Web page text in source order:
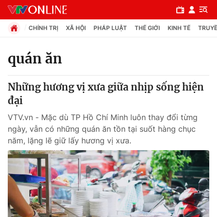
Chuyên mục
Chính trị
Xã hội
Pháp luật
Y tế
Thế giới
CHÍNH TRỊ XÃ HỘI PHÁP LUẬT THẾ GIỚI KINH TẾ
quán ăn
Những hương vị xưa giữa nhịp sống hiện
đại
VTV.vn - Mặc dù TP Hồ Chí Minh luôn thay đổi từng
ngày, vẫn có những quán ăn tồn tại suốt hàng chục
năm, lặng lẽ giữ lấy hương vị xưa.